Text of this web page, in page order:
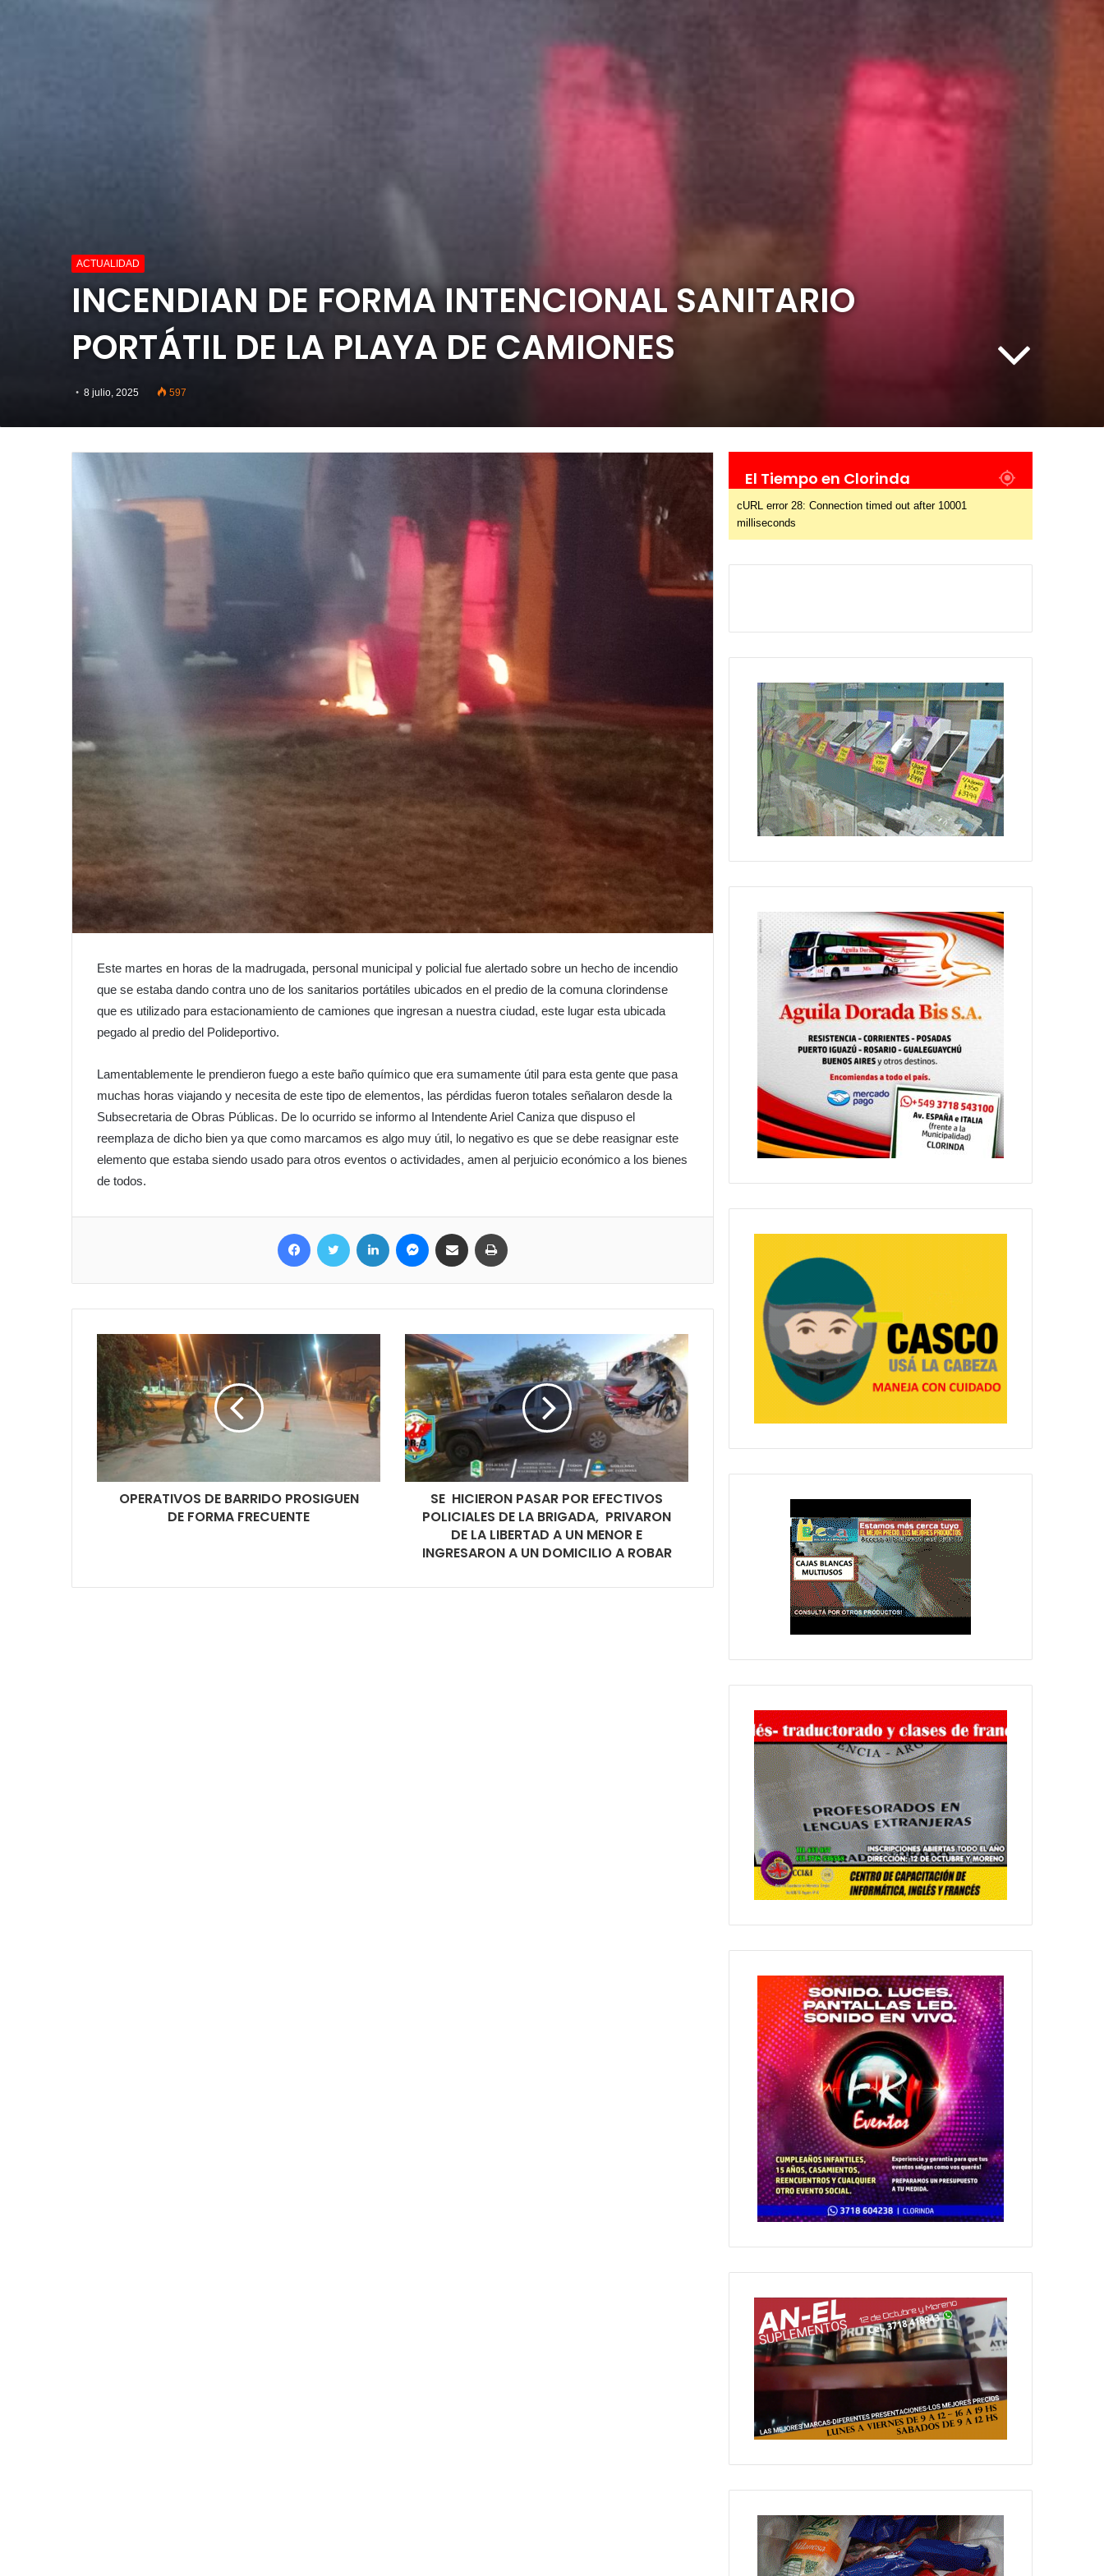
ACTUALIDAD
INCENDIAN DE FORMA INTENCIONAL SANITARIO
PORTÁTIL DE LA PLAYA DE CAMIONES
8 julio, 2025 597
Este martes en horas de la madrugada, personal municipal y policial fue alertado sobre un hecho de incendio
que se estaba dando contra uno de los sanitarios portátiles ubicados en el predio de la comuna clorindense
que es utilizado para estacionamiento de camiones que ingresan a nuestra ciudad, este lugar esta ubicada
pegado al predio del Polideportivo.
Lamentablemente le prendieron fuego a este baño químico que era sumamente útil para esta gente que pasa
muchas horas viajando y necesita de este tipo de elementos, las pérdidas fueron totales señalaron desde la
Subsecretaria de Obras Públicas. De lo ocurrido se informo al Intendente Ariel Caniza que dispuso el
reemplaza de dicho bien ya que como marcamos es algo muy útil, lo negativo es que se debe reasignar este
elemento que estaba siendo usado para otros eventos o actividades, amen al perjuicio económico a los bienes
de todos.
OPERATIVOS DE BARRIDO PROSIGUEN
DE FORMA FRECUENTE
SE HICIERON PASAR POR EFECTIVOS
POLICIALES DE LA BRIGADA, PRIVARON
DE LA LIBERTAD A UN MENOR E
INGRESARON A UN DOMICILIO A ROBAR
El Tiempo en Clorinda
cURL error 28: Connection timed out after 10001
milliseconds